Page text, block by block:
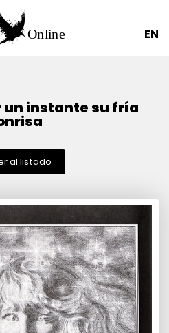
EN
un instante su fría
al listado